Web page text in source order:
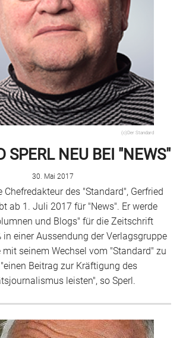
(c)Der Standard
SPERL NEU BEI "NEWS"
30. Mai 2017
Chefredakteur des "Standard", Gerfried
ab 1. Juli 2017 für "News". Er werde
und Blogs" für die Zeitschrift
in einer Aussendung der Verlagsgruppe
mit seinem Wechsel vom "Standard" zu
Beitrag zur Kräftigung des
leisten", so Sperl.